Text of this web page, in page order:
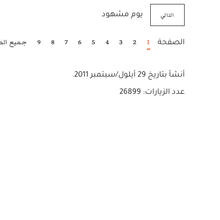
التالي يوم مشهود
الصفحة 1
2
3
4
5
6
7
8
9 جميع
أنشأ بتاريخ 29 أيلول/سبتمبر 2011 .
عدد الزيارات: 26899